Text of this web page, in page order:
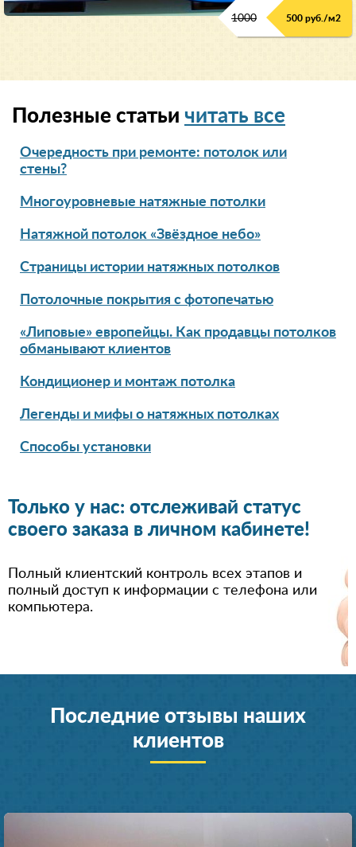
1000 500 руб./м2
Полезные статьи читать все
Очередность при ремонте: потолок или
стены?
Многоуровневые натяжные потолки
Натяжной потолок «Звёздное небо»
Страницы истории натяжных потолков
Потолочные покрытия с фотопечатью
«Липовые» европейцы. Как продавцы потолков
обманывают клиентов
Кондиционер и монтаж потолка
Легенды и мифы о натяжных потолках
Способы установки
Только у нас: отслеживай статус
своего заказа в личном кабинете!
Полный клиентский контроль всех этапов и
полный доступ к информации с телефона или
компьютера.
Последние отзывы наших
клиентов